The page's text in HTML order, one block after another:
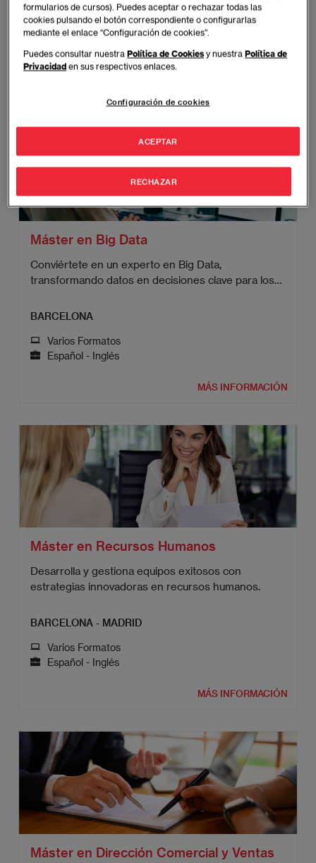
BARCELONA - MADRID
Varios Formatos
Español - Inglés
Máster en Big Data
Conviértete en un experto en Big Data,
transformando datos en decisiones clave para los
BARCELONA
Varios Formatos
Español - Inglés
MÁS INFORMACIÓN
Máster en Recursos Humanos
Desarrolla y gestiona equipos exitosos con
estrategias innovadoras en recursos humanos.
BARCELONA - MADRID
Varios Formatos
Español - Inglés
MÁS INFORMACIÓN
Máster en Dirección Comercial y Ventas
formularios de cursos). Puedes aceptar o rechazar todas las
cookies pulsando el botón correspondiente o configurarlas
mediante el enlace “Configuración de cookies”.
Puedes consultar nuestraPolítica de Cookies y nuestraPolítica de
Privacidad en sus respectivos enlaces.
Configuración de cookies
RECHAZAR
ACEPTAR